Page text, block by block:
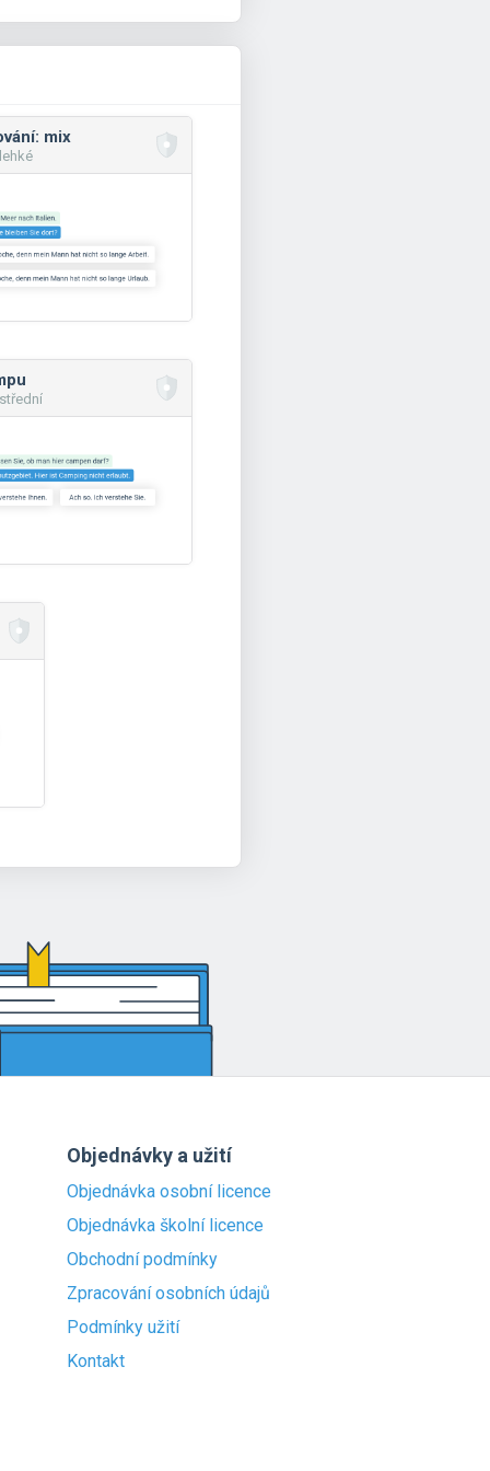
mix
Objednávky a užití
Objednávka osobní licence
Objednávka školní licence
Obchodní podmínky
Zpracování osobních údajů
Podmínky užití
Kontakt